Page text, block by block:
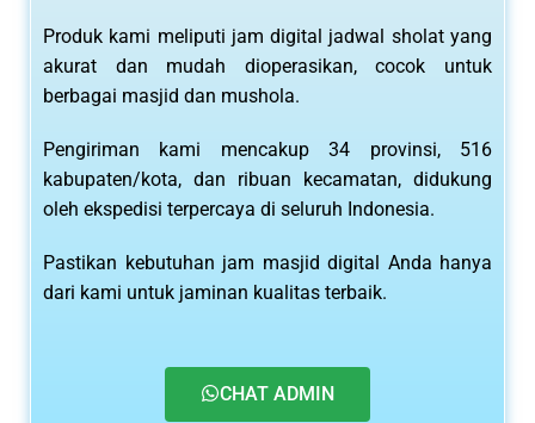
Produk kami meliputi jam digital jadwal sholat yang
akurat dan mudah dioperasikan, cocok untuk
berbagai masjid dan mushola.
Pengiriman kami mencakup 34 provinsi, 516
kabupaten/kota, dan ribuan kecamatan, didukung
oleh ekspedisi terpercaya di seluruh Indonesia.
Pastikan kebutuhan jam masjid digital Anda hanya
dari kami untuk jaminan kualitas terbaik.
CHAT ADMIN